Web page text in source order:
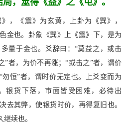
，筮得《益》之《屯》。
，《震》为玄黄，上卦为《巽》，
金也。卦象《巽》上《震》下，是为
量于金也。爻辞曰：“莫益之，或击
”者，为价不再涨；“或击之”者，谓价
勿恒”者，谓时价无定也。上爻变而为
银货下落，市面皆受困难，必待出
去其弊，使银货时价，再得复旧也。
续也。